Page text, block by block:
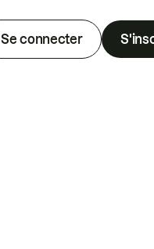
Se connecter